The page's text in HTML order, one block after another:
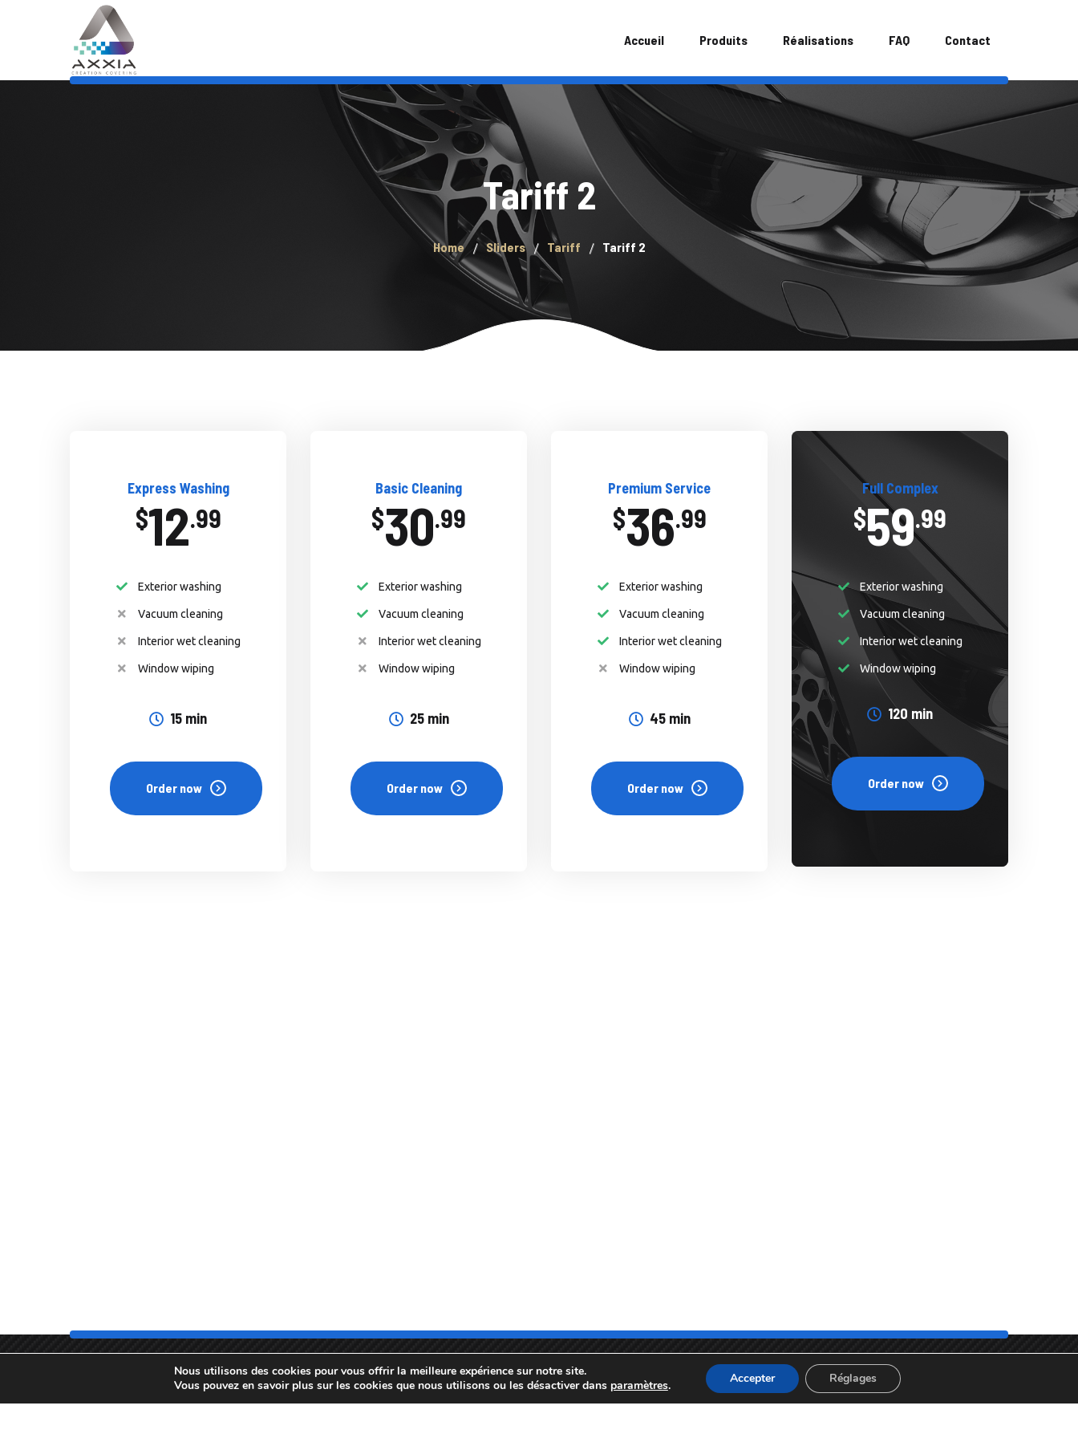
Accueil Produits Réalisations FAQ Contact
Tariff 2
Home Sliders Tariff Tariff 2
Express Washing
$12.99
Exterior washing
Vacuum cleaning
Interior wet cleaning
Window wiping
15 min
Order now
Basic Cleaning
$30.99
Exterior washing
Vacuum cleaning
Interior wet cleaning
Window wiping
25 min
Order now
Premium Service
$36.99
Exterior washing
Vacuum cleaning
Interior wet cleaning
Window wiping
45 min
Order now
Full Complex
$59.99
Exterior washing
Vacuum cleaning
Interior wet cleaning
Window wiping
120 min
Order now
Nous utilisons des cookies pour vous offrir la meilleure expérience sur notre site.
Vous pouvez en savoir plus sur les cookies que nous utilisons ou les désactiver dans paramètres. Accepter Réglages